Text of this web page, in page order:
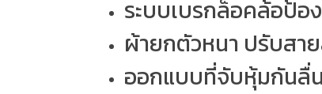
ระบบเบรกล็อคล้อป้อ
ผ้ายกตัวหนา ปรับสา
ออกแบบที่จับหุ้มกันลื่